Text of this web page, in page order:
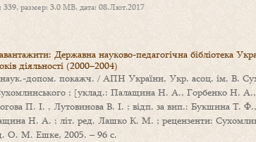
339, размер: 3.0 MB, дата: 08.Лют.2017
Державна науково-педагогічна бібліотека
діяльності (2000–2004)
допом. покажч. / АПН України, Укр. асоц. ім. В.
; [уклад.: Палащина Н. А., Горбенко Н.
П. І. , Лутовинова В. І. ; відп. за вип.: Букшина Т.
Н. А. ; літ. ред. Лашко К. М. ; рецензенти:
О. М. Ешке, 2005. – 96 с.